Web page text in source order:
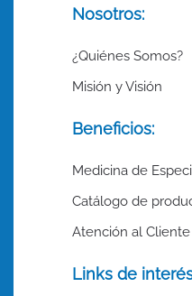
Nosotros:
¿Quiénes Somos?
Misión y Visión
Beneficios:
Medicina de
Catálogo de
Atención al Cliente
Links de